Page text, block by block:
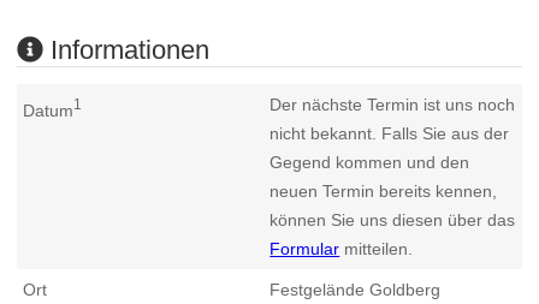
Informationen
Datum1
Der nächste Termin ist uns noch
nicht bekannt. Falls Sie aus der
Gegend kommen und den
neuen Termin bereits kennen,
können Sie uns diesen über das
Formular mitteilen.
Ort
Festgelände Goldberg